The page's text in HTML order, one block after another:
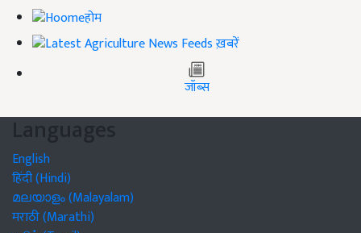
होम
ख़बरें
जॉब्स
Languages
English
हिंदी (Hindi)
മലയാളം (Malayalam)
मराठी (Marathi)